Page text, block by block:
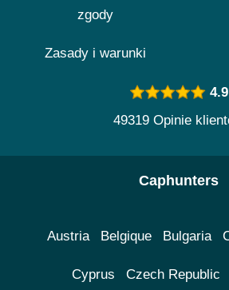
zgody
Zasady i warunki
4.9
49319 Opinie
Caphunters
Austria Belgique Bulgaria
Cyprus Czech Republic